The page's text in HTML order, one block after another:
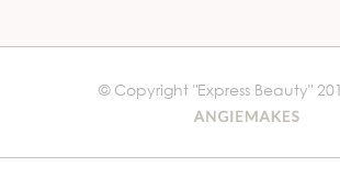
© Copyright "Express Beauty"